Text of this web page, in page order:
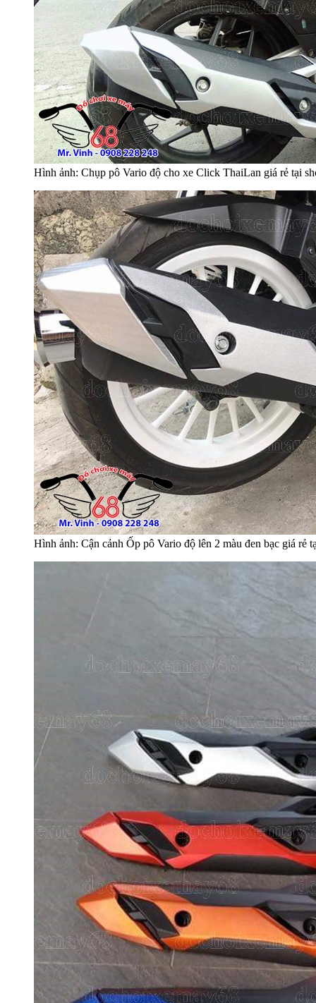
Hình ảnh: Chụp pô Vario độ cho xe Click ThaiLan giá rẻ tại
Hình ảnh: Cận cảnh Ốp pô Vario độ lên 2 màu đen bạc giá rẻ